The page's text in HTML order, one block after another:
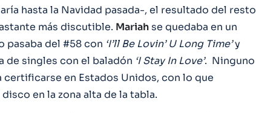
hasta la Navidad pasada-, el resultado del resto
más discutible. Mariahse quedaba en un
pasaba del #58 con ‘I’ll Be Lovin’ U Long Time’y
de singles con el baladón ‘I Stay In Love’. Ninguno
en Estados Unidos, con lo que
en la zona alta de la tabla.